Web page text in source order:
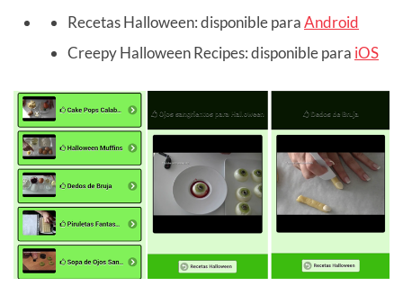
Recetas Halloween: disponible paraAndroid
Creepy Halloween Recipes: disponible para iOS